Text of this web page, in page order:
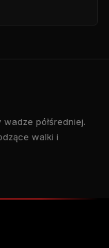
półśredniej.
walki i